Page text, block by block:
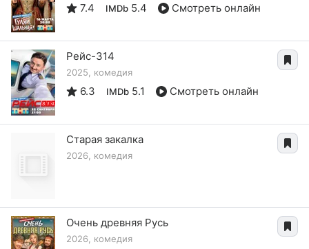
7.4 IMDb 5.4 Смотреть онлайн
Рейс-314
2025, комедия
6.3 IMDb 5.1 Смотреть онлайн
Старая закалка
2026, комедия
Очень древняя Русь
2026, комедия